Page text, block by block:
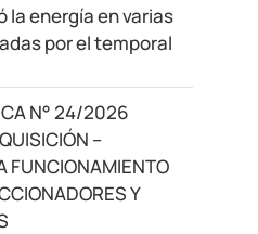
la energía en varias
por el temporal
N° 24/2026
–
FUNCIONAMIENTO
Y